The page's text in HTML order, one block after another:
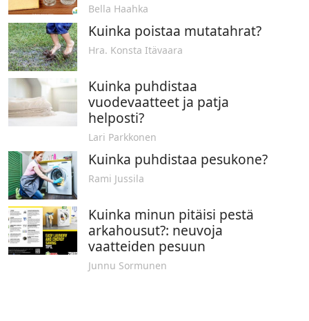
Bella Haahka
Kuinka poistaa mutatahrat?
Hra. Konsta Itävaara
Kuinka puhdistaa
vuodevaatteet ja patja
helposti?
Lari Parkkonen
Kuinka puhdistaa pesukone?
Rami Jussila
Kuinka minun pitäisi pestä
arkahousut?: neuvoja
vaatteiden pesuun
Junnu Sormunen